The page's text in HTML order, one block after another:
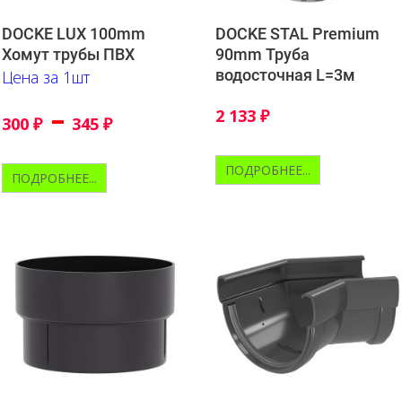
DOCKE LUX 100mm
Хомут трубы ПВХ
Цена за 1шт
300 ₽ – 345 ₽
ПОДРОБНЕЕ...
DOCKE STAL Premium
90mm Труба
водосточная L=3м
2 133 ₽
ПОДРОБНЕЕ...